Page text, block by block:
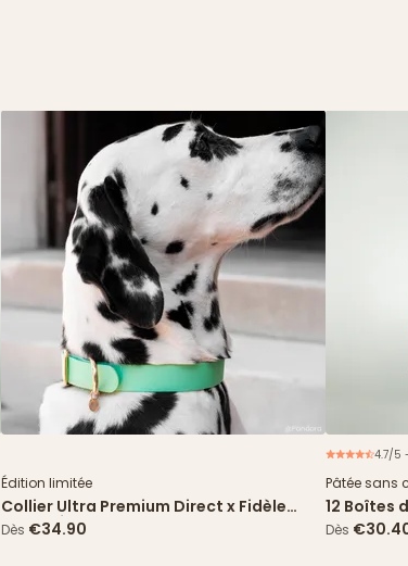
Édition limitée
Collier Ultra Premium Direct x Fidèle
Paris - Édition limitée
Dès €34.90
4.7/5
Pâtée sans
12 Boîtes
céréales
Dès